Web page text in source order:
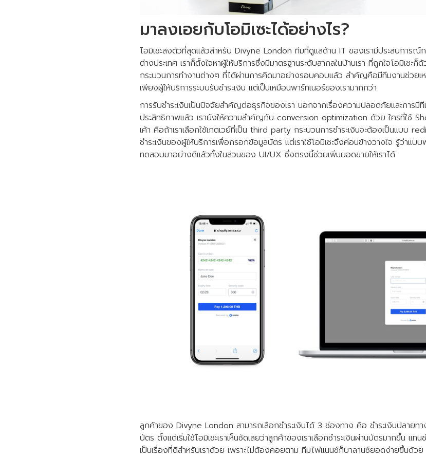
มาลงเอยกับโอมิเซะได้อย่างไร?
โอมิเซะลงตัวที่สุดแล้วสำหรับ Divyne London ทีมที่ดูแลด้าน IT ของเรามีประสบการณ์ก
ต่างประเทศ เราก็ตั้งใจหาผู้ให้บริการซึ่งมีมาตรฐานระดับสากลในบ้านเรา ที่ถูกใจโอมิเซะ
กระบวนการทำงานต่างๆ ที่ได้ผ่านการคิดมาอย่างรอบคอบแล้ว สำคัญคือมีทีมงานช่วยเห
เพียงผู้ให้บริการระบบรับชำระเงิน แต่เป็นเหมือนพาร์ทเนอร์ของเรามากกว่า
การรับชำระเงินเป็นปัจจัยสำคัญต่อธุรกิจของเรา นอกจากเรื่องความปลอดภัยและการมี
ประสิทธิภาพแล้ว เรายังให้ความสำคัญกับ conversion optimization ด้วย ใครที่ใช้
เค้า คือถ้าเราเลือกใช้เกตเวย์ที่เป็น third party กระบวนการชำระเงินจะต้องเป็นแบบ
ชำระเงินของผู้ให้บริการเพื่อกรอกข้อมูลบัตร แต่เราใช้โอมิเซะจึงค่อนข้างวางใจ รู้ว่าแ
ทดสอบมาอย่างดีแล้วทั้งในส่วนของ UI/UX ซึ่งตรงนี้ช่วยเพิ่มยอดขายให้เราได้
ลูกค้าของ Divyne London สามารถเลือกชำระเงินได้ 3 ช่องทาง คือ ชำระเงินปลายทา
บัตร ตั้งแต่เริ่มใช้โอมิเซะเราเห็นชัดเลยว่าลูกค้าของเราเลือกชำระเงินผ่านบัตรมากขึ้น แ
เป็นเรื่องที่ดีสำหรับเราด้วย เพราะไม่ต้องคอยตาม ทีมไฟแนนซ์ก็บาลานซ์ยอดง่ายขึ้นด้วย